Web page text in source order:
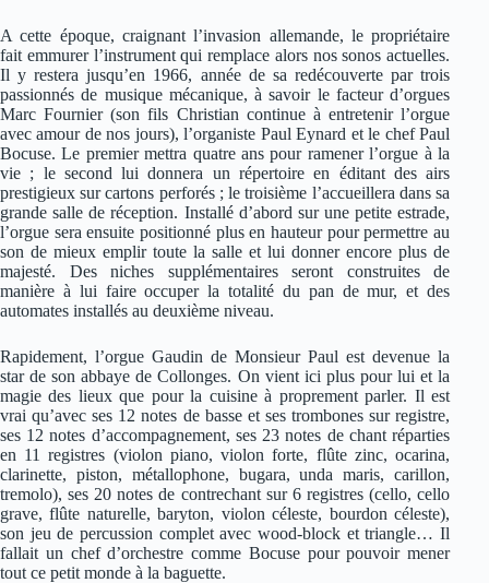
A cette époque, craignant l’invasion allemande, le propriétaire
fait emmurer l’instrument qui remplace alors nos sonos actuelles.
Il y restera jusqu’en 1966, année de sa redécouverte par trois
passionnés de musique mécanique, à savoir le facteur d’orgues
Marc Fournier (son fils Christian continue à entretenir l’orgue
avec amour de nos jours), l’organiste Paul Eynard et le chef Paul
Bocuse. Le premier mettra quatre ans pour ramener l’orgue à la
vie ; le second lui donnera un répertoire en éditant des airs
prestigieux sur cartons perforés ; le troisième l’accueillera dans sa
grande salle de réception. Installé d’abord sur une petite estrade,
l’orgue sera ensuite positionné plus en hauteur pour permettre au
son de mieux emplir toute la salle et lui donner encore plus de
majesté. Des niches supplémentaires seront construites de
manière à lui faire occuper la totalité du pan de mur, et des
automates installés au deuxième niveau.
Rapidement, l’orgue Gaudin de Monsieur Paul est devenue la
star de son abbaye de Collonges. On vient ici plus pour lui et la
magie des lieux que pour la cuisine à proprement parler. Il est
vrai qu’avec ses 12 notes de basse et ses trombones sur registre,
ses 12 notes d’accompagnement, ses 23 notes de chant réparties
en 11 registres (violon piano, violon forte, flûte zinc, ocarina,
clarinette, piston, métallophone, bugara, unda maris, carillon,
tremolo), ses 20 notes de contrechant sur 6 registres (cello, cello
grave, flûte naturelle, baryton, violon céleste, bourdon céleste),
son jeu de percussion complet avec wood-block et triangle… Il
fallait un chef d’orchestre comme Bocuse pour pouvoir mener
tout ce petit monde à la baguette.